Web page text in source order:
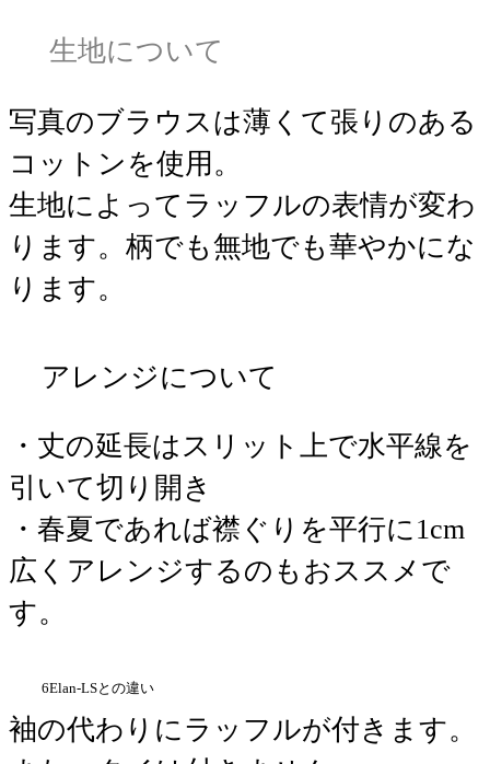
生地について
写真のブラウスは薄くて張りのある
コットンを使用。
生地によってラッフルの表情が変わ
ります。柄でも無地でも華やかにな
ります。
アレンジについて
・丈の延長はスリット上で水平線を
引いて切り開き
・春夏であれば襟ぐりを平行に1cm
広くアレンジするのもおススメで
す。
6Elan-LSとの違い
袖の代わりにラッフルが付きます。